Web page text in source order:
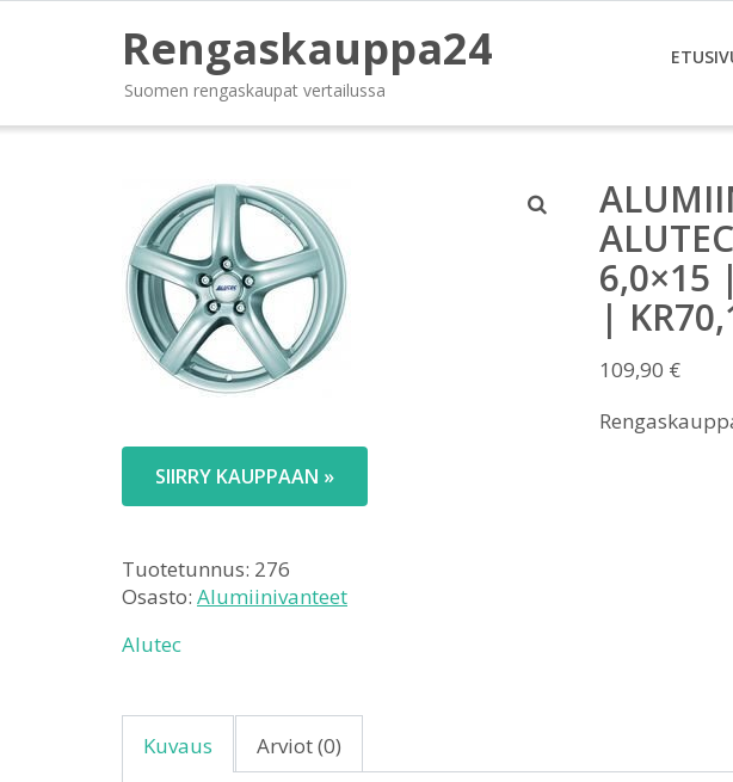
Rengaskauppa24
Suomen rengaskaupat vertailussa
6,0×15
|
109,90 €
SIIRRY KAUPPAAN »
Tuotetunnus: 276
Osasto: Alumiinivanteet
Alutec
Kuvaus Arviot (0)